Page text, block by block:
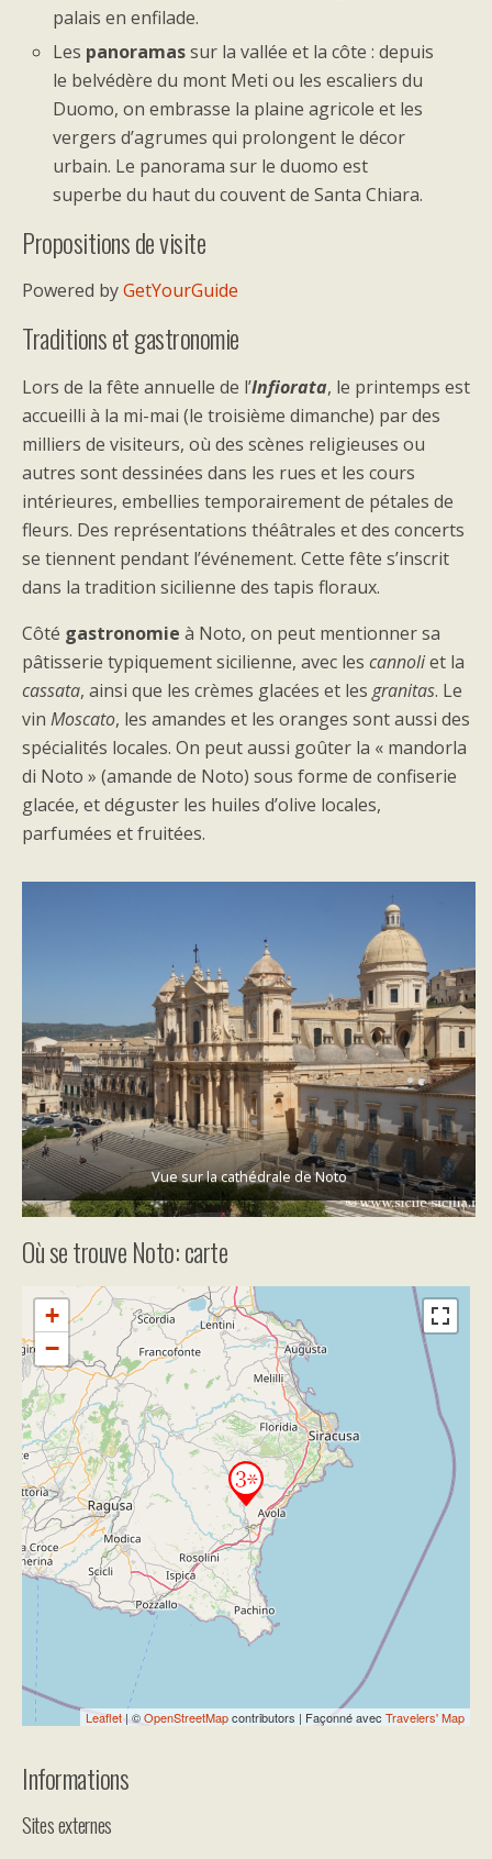
palais en enfilade.
Les panoramassur la vallée et la côte : depuis
le belvédère du mont Meti ou les escaliers du
Duomo, on embrasse la plaine agricole et les
vergers d’agrumes qui prolongent le décor
urbain. Le panorama sur le duomo est
superbe du haut du couvent de Santa Chiara.
Propositions de visite
Powered byGetYourGuide
Traditions et gastronomie
Lors de la fête annuelle de l’Infiorata, le printemps est
accueilli à la mi-mai (le troisième dimanche) par des
milliers de visiteurs, où des scènes religieuses ou
autres sont dessinées dans les rues et les cours
intérieures, embellies temporairement de pétales de
fleurs. Des représentations théâtrales et des concerts
se tiennent pendant l’événement. Cette fête s’inscrit
dans la tradition sicilienne des tapis floraux.
Côté gastronomie à Noto, on peut mentionner sa
pâtisserie typiquement sicilienne, avec les cannoliet la
cassata, ainsi que les crèmes glacées et les granitas. Le
vin Moscato, les amandes et les oranges sont aussi des
spécialités locales. On peut aussi goûter la « mandorla
di Noto » (amande de Noto) sous forme de confiserie
glacée, et déguster les huiles d’olive locales,
parfumées et fruitées.
Vue sur la cathédrale de Noto
Où se trouve Noto: carte
Travelers' Map is loading...
If you see this after your page is
loaded completely, leafletJS files are
missing.
+
−
Leaflet| ©OpenStreetMapcontributors | Façonné avec Travelers' Map
Informations
Sites externes